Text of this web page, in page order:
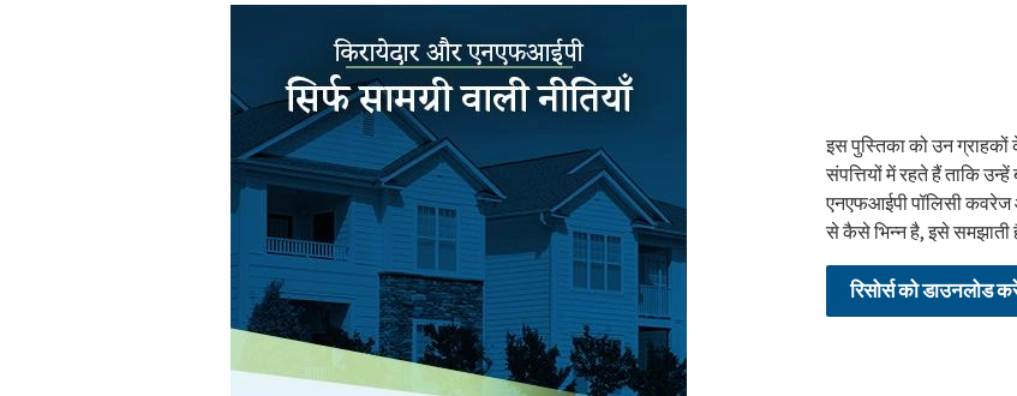
इस पुस्तिका को उन ग्राहकों
संपत्तियों में रहते हैं ताकि
एनएफआईपी पॉलिसी कवरेज
से कैसे भिन्न है, इसे समझाती
रिसोर्स को डाउनलोड